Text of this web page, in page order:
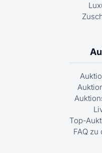
Top-
FAQ zu